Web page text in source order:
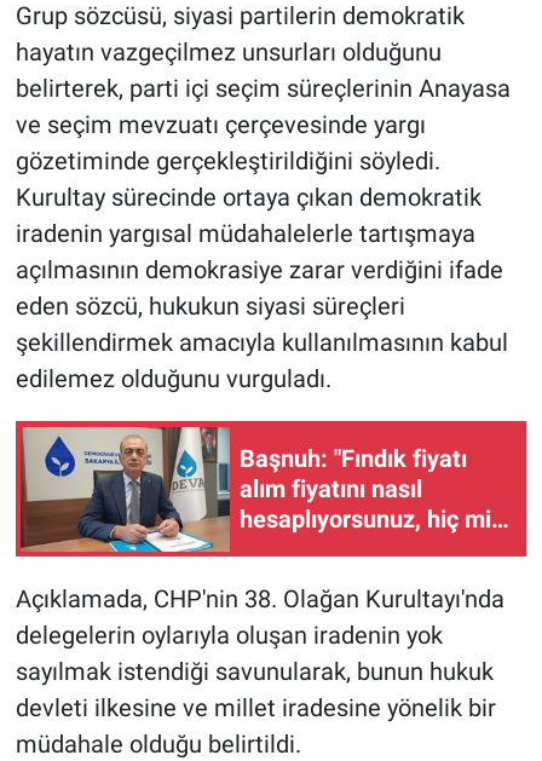
Grup sözcüsü, siyasi partilerin demokratik
hayatın vazgeçilmez unsurları olduğunu
belirterek, parti içi seçim süreçlerinin Anayasa
ve seçim mevzuatı çerçevesinde yargı
gözetiminde gerçekleştirildiğini söyledi.
Kurultay sürecinde ortaya çıkan demokratik
iradenin yargısal müdahalelerle tartışmaya
açılmasının demokrasiye zarar verdiğini ifade
eden sözcü, hukukun siyasi süreçleri
şekillendirmek amacıyla kullanılmasının kabul
edilemez olduğunu vurguladı.
Başnuh: "Fındık fiyatı
alım fiyatını nasıl
hesaplıyorsunuz, hiç mi
maliyet hesabı yapmayı
Açıklamada, CHP'nin 38. Olağan Kurultayı'nda
delegelerin oylarıyla oluşan iradenin yok
sayılmak istendiği savunularak, bunun hukuk
devleti ilkesine ve millet iradesine yönelik bir
müdahale olduğu belirtildi.